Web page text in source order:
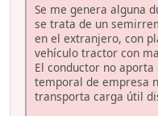
Se me genera alguna
se trata de un
en el extranjero, con
vehículo tractor con
El conductor no
temporal de empresa
transporta carga útil